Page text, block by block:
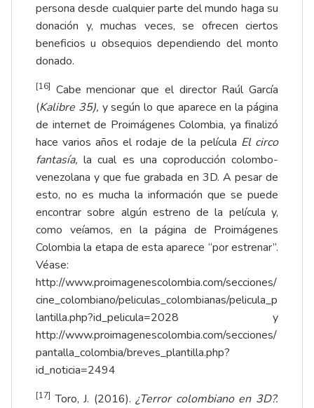
persona desde cualquier parte del mundo haga su
donación y, muchas veces, se ofrecen ciertos
beneficios u obsequios dependiendo del monto
donado.
[16] Cabe mencionar que el director Raúl García
(Kalibre 35), y según lo que aparece en la página
de internet de Proimágenes Colombia, ya finalizó
hace varios años el rodaje de la película El circo
fantasía, la cual es una coproducción colombo-
venezolana y que fue grabada en 3D. A pesar de
esto, no es mucha la información que se puede
encontrar sobre algún estreno de la película y,
como veíamos, en la página de Proimágenes
Colombia la etapa de esta aparece “por estrenar”.
Véase:
http://www.proimagenescolombia.com/secciones/
cine_colombiano/peliculas_colombianas/pelicula_p
lantilla.php?id_pelicula=2028 y
http://www.proimagenescolombia.com/secciones/
pantalla_colombia/breves_plantilla.php?
id_noticia=2494
[17] Toro, J. (2016).¿Terror colombiano en 3D?.